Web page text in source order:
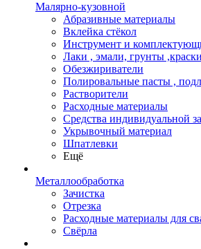
Малярно-кузовной
Абразивные материалы
Вклейка стёкол
Инструмент и
Лаки , эмали, грунты ,краски
Обезжириватели
Полировальные пасты ,
Растворители
Расходные материалы
Средства индивидуальной
Укрывочный материал
Шпатлевки
Ещё
Металлообработка
Зачистка
Отрезка
Расходные материалы для
Свёрла